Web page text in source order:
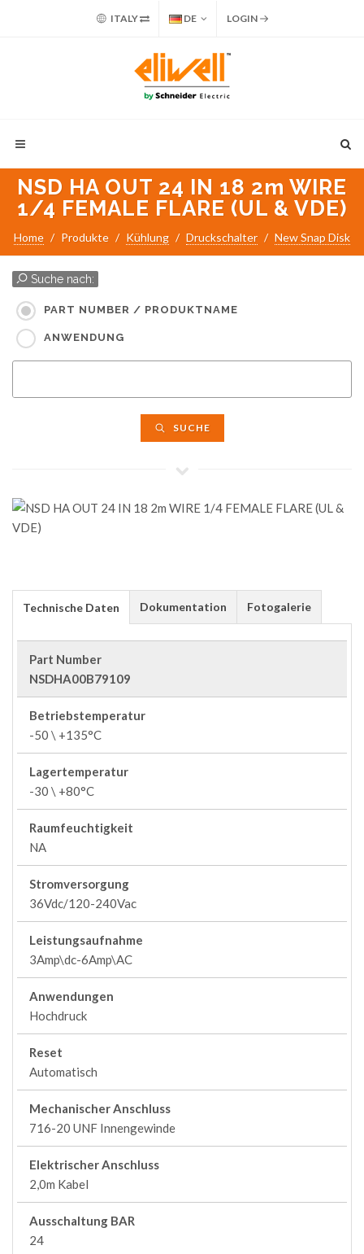
ITALY DE LOGIN
NSD HA OUT 24 IN 18 2m WIRE
1/4 FEMALE FLARE (UL & VDE)
Home Produkte Kühlung Druckschalter New Snap Disk
Suche nach:
PART NUMBER / PRODUKTNAME
ANWENDUNG
SUCHE
Technische Daten Dokumentation Fotogalerie
Part Number
NSDHA00B79109
Betriebstemperatur
-50 \ +135°C
Lagertemperatur
-30 \ +80°C
Raumfeuchtigkeit
NA
Stromversorgung
36Vdc/120-240Vac
Leistungsaufnahme
3Amp\dc-6Amp\AC
Anwendungen
Hochdruck
Reset
Automatisch
Mechanischer Anschluss
716-20 UNF Innengewinde
Elektrischer Anschluss
2,0m Kabel
Ausschaltung BAR
24